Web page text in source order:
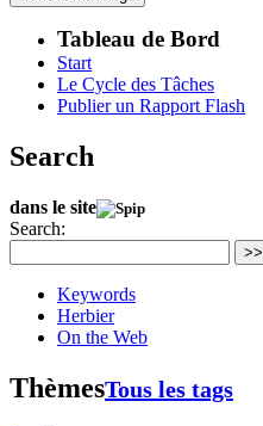
Tableau de Bord
Start
Le Cycle des Tâches
Publier un Rapport Flash
Search
dans le site
Search:
>>
Keywords
Herbier
On the Web
ThèmesTous les tags